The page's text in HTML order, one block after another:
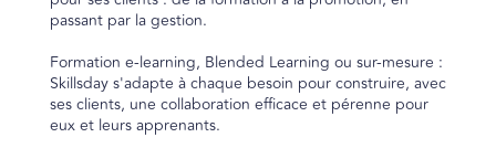
passant par la gestion.
Formation e-learning, Blended Learning ou sur-mesure :
Skillsday s'adapte à chaque besoin pour construire, avec
ses clients, une collaboration efficace et pérenne pour
eux et leurs apprenants.